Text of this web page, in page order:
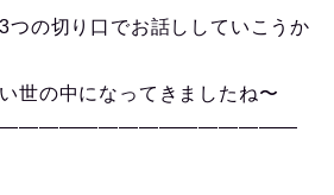
つの切り口でお話ししていこうか
世の中になってきましたね〜